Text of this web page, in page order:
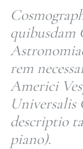
quibusdam
rem
Americi
Universalis
descriptio
piano).